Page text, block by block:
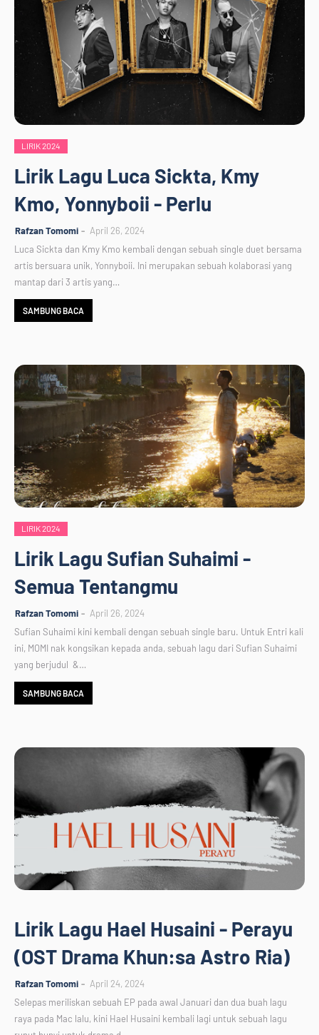
LIRIK 2024
Lirik Lagu Luca Sickta, Kmy
Kmo, Yonnyboii - Perlu
Rafzan Tomomi
April 26, 2024
Luca Sickta dan Kmy Kmo kembali dengan sebuah single duet bersama
artis bersuara unik, Yonnyboii. Ini merupakan sebuah kolaborasi yang
mantap dari 3 artis yang…
SAMBUNG BACA
LIRIK 2024
Lirik Lagu Sufian Suhaimi -
Semua Tentangmu
Rafzan Tomomi
April 26, 2024
Sufian Suhaimi kini kembali dengan sebuah single baru. Untuk Entri kali
ini, MOMI nak kongsikan kepada anda, sebuah lagu dari Sufian Suhaimi
yang berjudul &…
SAMBUNG BACA
Lirik Lagu Hael Husaini - Perayu
(OST Drama Khun:sa Astro Ria)
Rafzan Tomomi
April 24, 2024
Selepas meriliskan sebuah EP pada awal Januari dan dua buah lagu
raya pada Mac lalu, kini Hael Husaini kembali lagi untuk sebuah lagu